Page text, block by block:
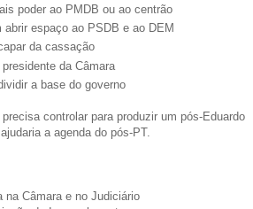
poder ao PMDB ou ao centrão
espaço ao PSDB e ao DEM
da cassação
da Câmara
a base do governo
controlar para produzir um pós-Eduardo
a agenda do pós-PT.
na Câmara e no Judiciário